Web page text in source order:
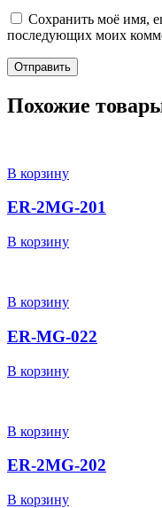
Сохранить моё имя,
последующих моих
Похожие
В корзину
ER-2MG-201
В корзину
В корзину
ER-MG-022
В корзину
В корзину
ER-2MG-202
В корзину